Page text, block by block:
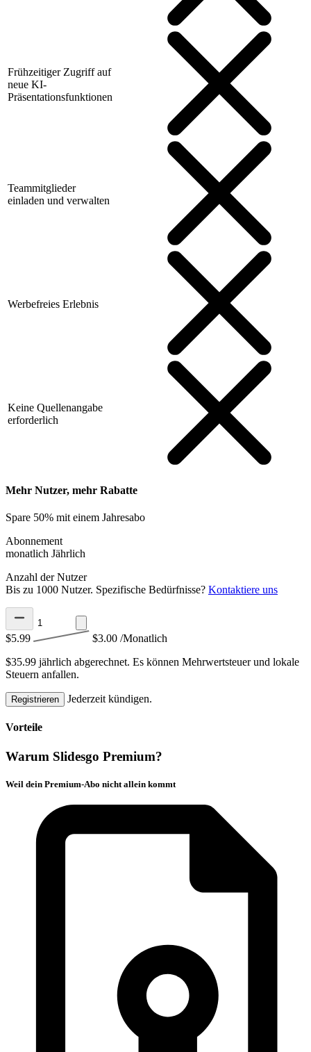
Frühzeitiger Zugriff auf
neue KI-
Präsentationsfunktionen
Teammitglieder
einladen und verwalten
Werbefreies Erlebnis
Keine Quellenangabe
erforderlich
Mehr Nutzer, mehr Rabatte
Spare 50% mit einem Jahresabo
Abonnement
monatlich Jährlich
Anzahl der Nutzer
Bis zu 1000 Nutzer. Spezifische Bedürfnisse? Kontaktiere uns
$5.99 $3.00 /Monatlich
$35.99 jährlich abgerechnet. Es können Mehrwertsteuer und lokale
Steuern anfallen.
Registrieren Jederzeit kündigen.
Vorteile
Warum Slidesgo Premium?
Weil dein Premium-Abo nicht allein kommt